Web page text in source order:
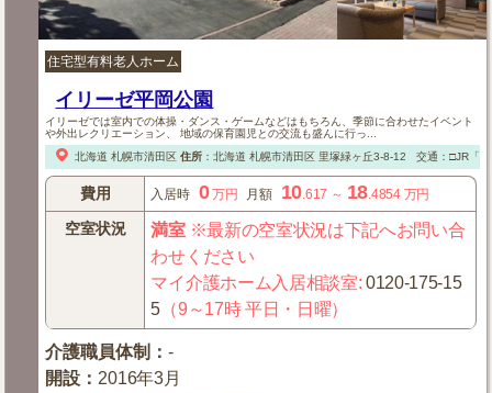
住宅型有料老人ホーム
イリーゼ平岡公園
イリーゼでは室内での体操・ダンス・ゲームなどはもちろん、季節に合わせたイベント
や外出レクリエーション、 地域の保育園児との交流も盛んに行っ...
北海道 札幌市清田区 住所： 北海道 札幌市清田区里塚緑ヶ丘3-8-12 交通：□JR「
費用 入居時 0万円 月額 10.617 ～ 18.4854 万円
空室状況 満室※最新の空室状況は下記へお問い合
わせください
マイ介護ホーム入居相談室:0120-175-15
5 （9～17時 平日・日曜）
介護職員体制 ：-
開設 ： 2016年3月